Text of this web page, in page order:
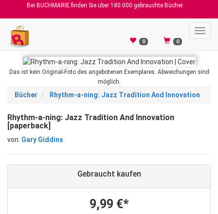
Bei BUCHMARIE finden Sie über 180.000 gebrauchte Bücher.
0 0
Das ist kein Original-Foto des angebotenen Exemplares. Abweichungen sind
möglich.
Bücher Rhythm-a-ning: Jazz Tradition And Innovation
Rhythm-a-ning: Jazz Tradition And Innovation
[paperback]
von: Gary Giddins
Gebraucht kaufen
9,99 €*